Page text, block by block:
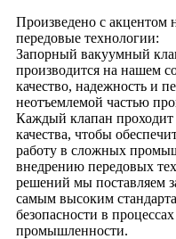
Произведено с акцентом
передовые технологии:
Запорный вакуумный
производится на нашем
качество, надежность и
неотъемлемой частью
Каждый клапан проходит
качества, чтобы
работу в сложных
внедрению передовых
решений мы поставляем
самым высоким
безопасности в
промышленности.